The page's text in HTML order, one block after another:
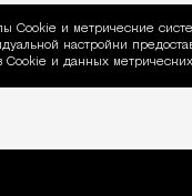
об
Сookie и метрические
настройки
Cookie и данных